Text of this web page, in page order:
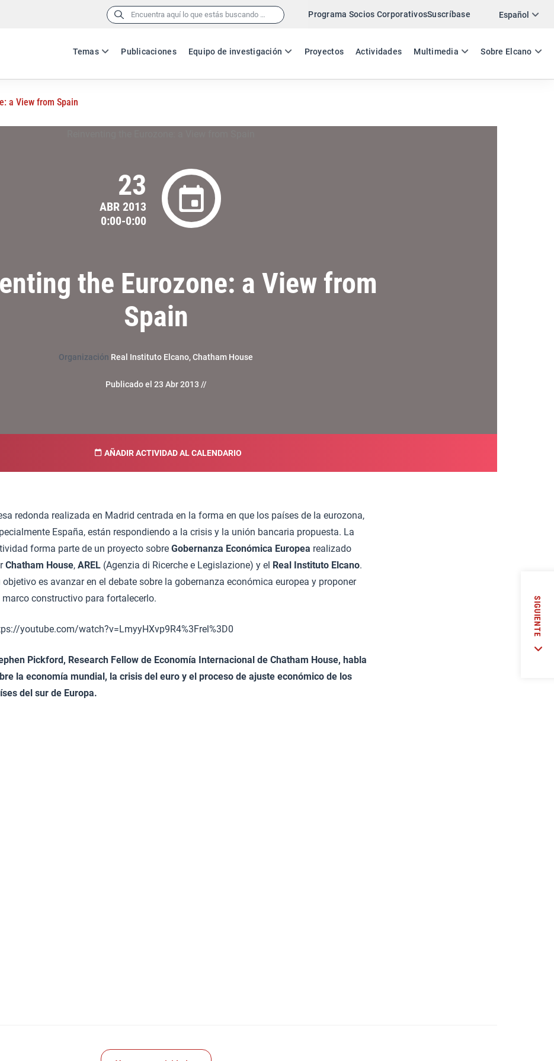
Buscar: Programa Socios CorporativosSuscríbase Español
ES EN
Temas Publicaciones Equipo de investigación Proyectos Actividades Multimedia Sobre Elcano
Twitter
a View from Spain
the Eurozone: a View from
Spain
23
ABR 2013
0:00-0:00
Organización Real Instituto Elcano, Chatham House
Publicado el 23 Abr 2013 //
AÑADIR ACTIVIDAD AL CALENDARIO
redonda realizada en Madrid centrada en la forma en que los países de la eurozona,
España, están respondiendo a la crisis y la unión bancaria propuesta. La
forma parte de un proyecto sobre Gobernanza Económica Europea realizado
Chatham House, AREL (Agenzia di Ricerche e Legislazione) y el Real Instituto Elcano.
objetivo es avanzar en el debate sobre la gobernanza económica europea y proponer
marco constructivo para fortalecerlo.
youtube.com/watch?v=LmyyHXvp9R4%3Frel%3D0
Pickford, Research Fellow de Economía Internacional de Chatham House, habla
la economía mundial, la crisis del euro y el proceso de ajuste económico de los
del sur de Europa.
SIGUIENTE